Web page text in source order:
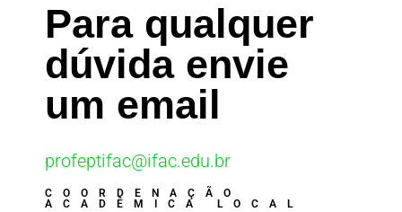
Para qualquer
dúvida envie
um email
profeptifac@ifac.edu.br
COORDENAÇÃO
ACADÊMICA LOCAL